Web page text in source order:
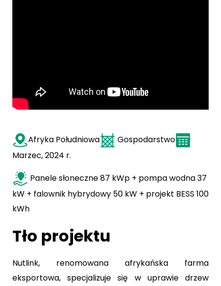
Afryka Południowa
Gospodarstwo
Marzec, 2024 r.
Panele słoneczne 87 kWp + pompa wodna 37
kW + falownik hybrydowy 50 kW + projekt BESS 100
kWh
Tło projektu
Nutlink, renomowana afrykańska farma
eksportowa, specjalizuje się w uprawie drzew